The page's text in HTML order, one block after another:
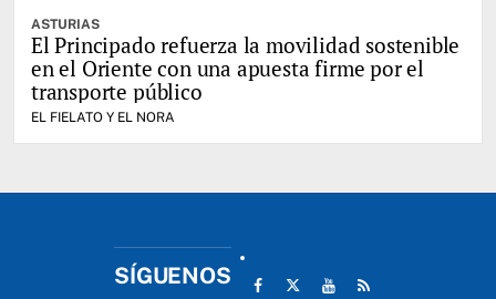
ASTURIAS
El Principado refuerza la movilidad sostenible
en el Oriente con una apuesta firme por el
transporte público
EL FIELATO Y EL NORA
SÍGUENOS